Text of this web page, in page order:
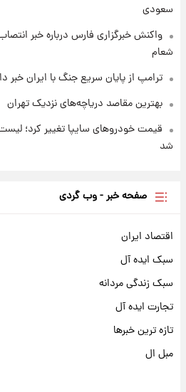
سعودی
واکنش خبرگزاری فارس درباره خبر
شعام
ترامپ از پایان سریع جنگ با ایران خبر
بهترین مقاصد دریاچه‌های نزدیک تهران
شد
صفحه خبر - وب گردی
اقتصاد ایران
سبک ایده آل
سبک زندگی مردانه
تجارت ایده آل
تازه ترین خبرها
مبل ال